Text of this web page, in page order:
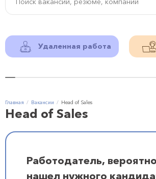
Удаленная работа
Главная Вакансии Head of Sales
Head of Sales
Работодатель,
нашел нужного